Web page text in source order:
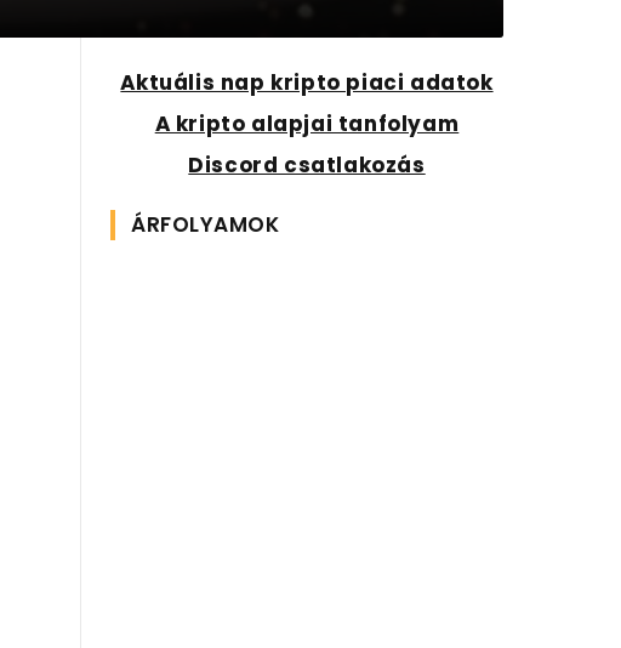
Aktuális nap kripto piaci adatok
A kripto alapjai tanfolyam
Discord csatlakozás
ÁRFOLYAMOK